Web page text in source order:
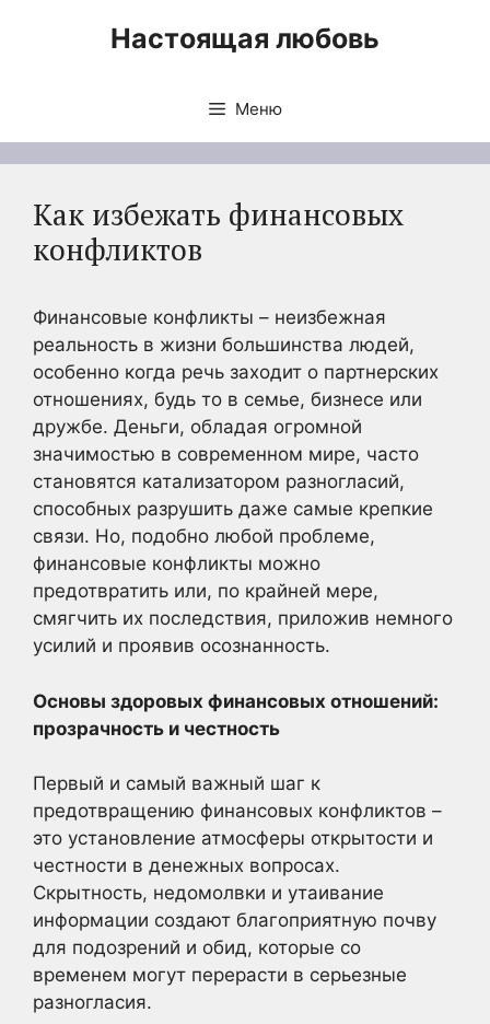
Настоящая любовь
Меню
Как избежать финансовых
конфликтов
Финансовые конфликты – неизбежная
реальность в жизни большинства людей,
особенно когда речь заходит о партнерских
отношениях, будь то в семье, бизнесе или
дружбе. Деньги, обладая огромной
значимостью в современном мире, часто
становятся катализатором разногласий,
способных разрушить даже самые крепкие
связи. Но, подобно любой проблеме,
финансовые конфликты можно
предотвратить или, по крайней мере,
смягчить их последствия, приложив немного
усилий и проявив осознанность.
Основы здоровых финансовых отношений:
прозрачность и честность
Первый и самый важный шаг к
предотвращению финансовых конфликтов –
это установление атмосферы открытости и
честности в денежных вопросах.
Скрытность, недомолвки и утаивание
информации создают благоприятную почву
для подозрений и обид, которые со
временем могут перерасти в серьезные
разногласия.